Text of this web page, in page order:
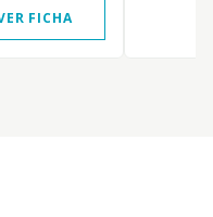
FICHA